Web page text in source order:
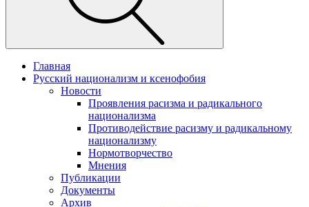
Главная
Русский национализм и ксенофобия
Новости
Проявления расизма и радикального
национализма
Противодействие расизму и радикальному
национализму
Нормотворчество
Мнения
Публикации
Документы
Архив